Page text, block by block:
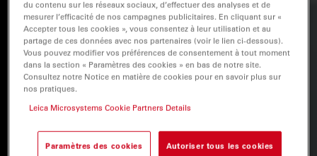
du contenu sur les réseaux sociaux, d’effectuer des analyses et de
mesurer l’efficacité de nos campagnes publicitaires. En cliquant sur «
Accepter tous les cookies », vous consentez à leur utilisation et au
partage de ces données avec nos partenaires (voir le lien ci-dessous).
Vous pouvez modifier vos préférences de consentement à tout moment
dans la section « Paramètres des cookies » en bas de notre site.
Consultez notre Notice en matière de cookies pour en savoir plus sur
nos pratiques.
Leica Microsystems Cookie Partners Details
Paramètres des cookies Autoriser tous les cookies